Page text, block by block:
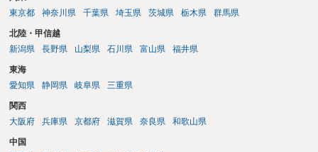
東京都
神奈川県 千葉県 埼玉県 茨城県 栃木県 群馬県
北陸・甲信越
新潟県
長野県 山梨県 石川県 富山県 福井県
東海
愛知県
静岡県 岐阜県 三重県
関西
大阪府
兵庫県 京都府 滋賀県 奈良県 和歌山県
中国